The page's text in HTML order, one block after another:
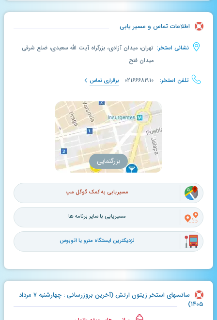
اطلاعات تماس و مسیر یابی
نشانی استخر: تهران، میدان آزادی، بزرگراه آیت الله سعیدی، ضلع شرقی
میدان فتح
تلفن استخر: ۰۲۱۶۶۶۸۱۹۱۰ برقراری تماس
بزرگنمایی
مسیریابی به کمک گوگل مپ
مسیریابی با سایر برنامه ها
نزدیکترین ایستگاه مترو یا اتوبوس
سانسهای استخر زیتون ارتش (آخرین بروزرسانی : چهارشنبه ۷ مرداد
۱۴۰۵)